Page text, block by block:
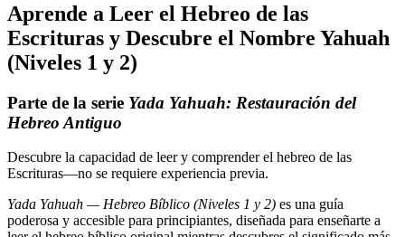
Aprende a Leer el Hebreo de las
Escrituras y Descubre el Nombre Yahuah
(Niveles 1 y 2)
Parte de la serie Yada Yahuah: Restauración del
Hebreo Antiguo
Descubre la capacidad de leer y comprender el hebreo de las
Escrituras—no se requiere experiencia previa.
Yada Yahuah — Hebreo Bíblico (Niveles 1 y 2) es una guía
poderosa y accesible para principiantes, diseñada para enseñarte a